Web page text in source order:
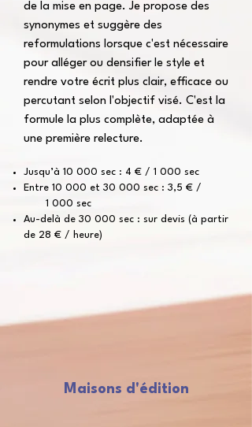
de la mise en page. Je propose des
synonymes et suggère des
reformulations lorsque c'est nécessaire
pour alléger ou densifier le style et
rendre votre écrit plus clair, efficace ou
percutant selon l'objectif visé. C'est la
formule la plus complète, adaptée à
une première relecture.
Jusqu’à 10 000 sec : 4 € / 1 000 sec
Entre 10 000 et 30 000 sec : 3,5 € /
1 000 sec
Au-delà de 30 000 sec : sur devis (à partir
de 28 € / heure)
Maisons d'édition